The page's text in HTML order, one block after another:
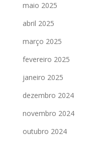
maio 2025
abril 2025
março 2025
fevereiro 2025
janeiro 2025
dezembro 2024
novembro 2024
outubro 2024